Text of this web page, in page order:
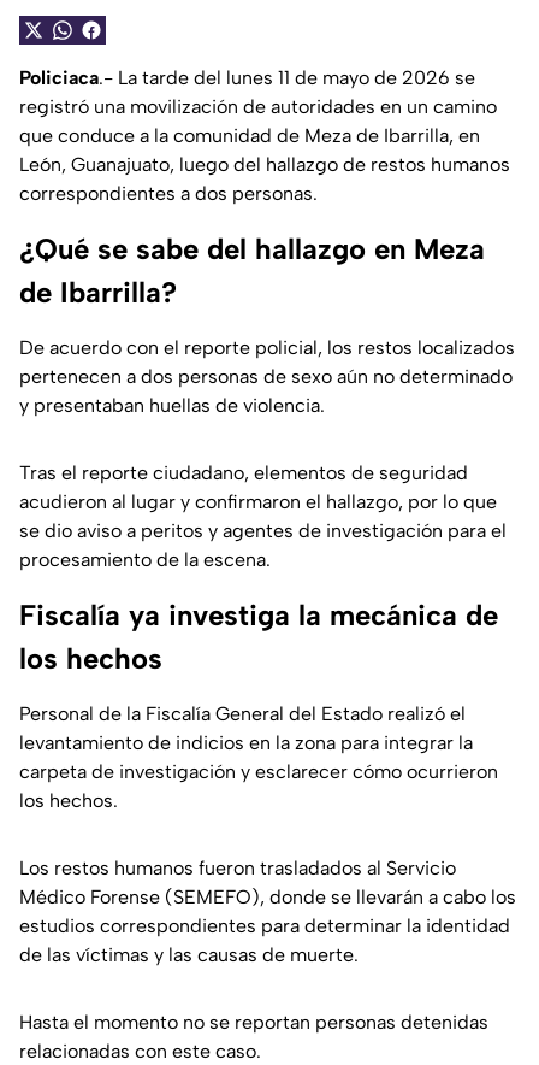
Policiaca.- La tarde del lunes 11 de mayo de 2026 se
registró una movilización de autoridades en un camino
que conduce a la comunidad de Meza de Ibarrilla, en
León, Guanajuato, luego del hallazgo de restos humanos
correspondientes a dos personas.
¿Qué se sabe del hallazgo en Meza
de Ibarrilla?
De acuerdo con el reporte policial, los restos localizados
pertenecen a dos personas de sexo aún no determinado
y presentaban huellas de violencia.
Tras el reporte ciudadano, elementos de seguridad
acudieron al lugar y confirmaron el hallazgo, por lo que
se dio aviso a peritos y agentes de investigación para el
procesamiento de la escena.
Fiscalía ya investiga la mecánica de
los hechos
Personal de la Fiscalía General del Estado realizó el
levantamiento de indicios en la zona para integrar la
carpeta de investigación y esclarecer cómo ocurrieron
los hechos.
Los restos humanos fueron trasladados al Servicio
Médico Forense (SEMEFO), donde se llevarán a cabo los
estudios correspondientes para determinar la identidad
de las víctimas y las causas de muerte.
Hasta el momento no se reportan personas detenidas
relacionadas con este caso.